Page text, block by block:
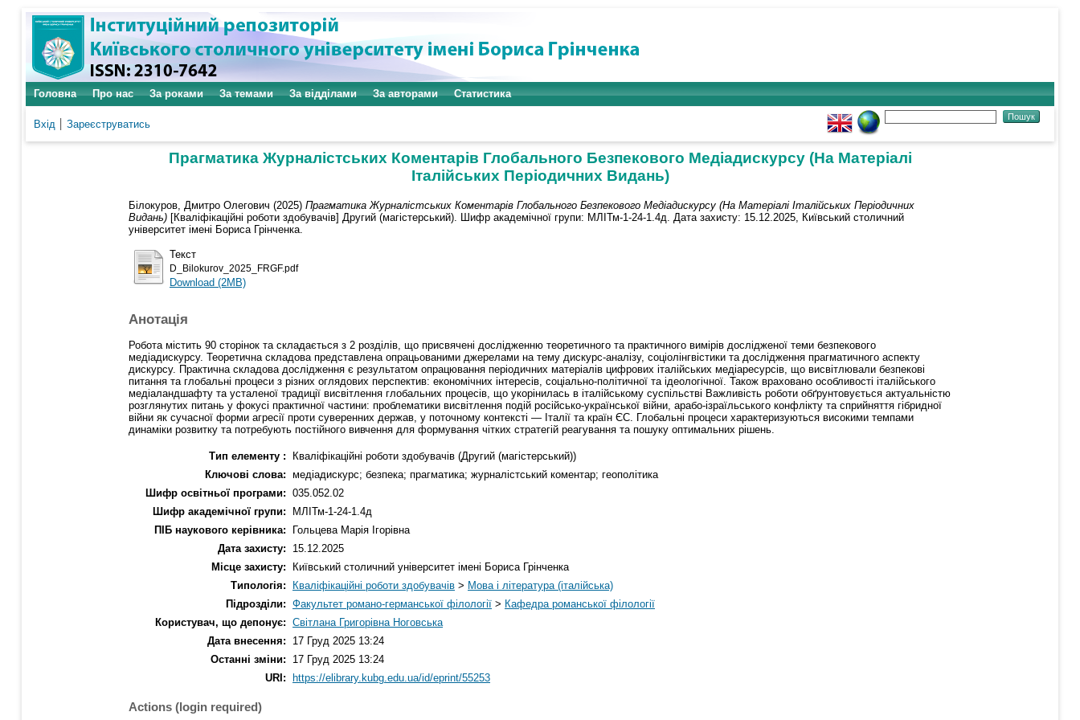
Головна Про нас За роками За темами За відділами За авторами Статистика
Вхід Зареєструватись
Прагматика Журналістських Коментарів Глобального Безпекового Медіадискурсу (На Матеріалі
Італійських Періодичних Видань)
Білокуров, Дмитро Олегович (2025) Прагматика Журналістських Коментарів Глобального Безпекового Медіадискурсу (На Матеріалі Італійських Періодичних
Видань) [Кваліфікаційні роботи здобувачів] Другий (магістерський). Шифр академічної групи: МЛІТм-1-24-1.4д. Дата захисту: 15.12.2025, Київський столичний
університет імені Бориса Грінченка.
Текст
D_Bilokurov_2025_FRGF.pdf
Download (2MB)
Анотація
Робота містить 90 сторінок та складається з 2 розділів, що присвячені дослідженню теоретичного та практичного вимірів дослідженої теми безпекового
медіадискурсу. Теоретична складова представлена опрацьованими джерелами на тему дискурс-аналізу, соціолінгвістики та дослідження прагматичного аспекту
дискурсу. Практична складова дослідження є результатом опрацювання періодичних матеріалів цифрових італійських медіаресурсів, що висвітлювали безпекові
питання та глобальні процеси з різних оглядових перспектив: економічних інтересів, соціально-політичної та ідеологічної. Також враховано особливості італійського
медіаландшафту та усталеної традиції висвітлення глобальних процесів, що укорінилась в італійському суспільстві Важливість роботи обґрунтовується актуальністю
розглянутих питань у фокусі практичної частини: проблематики висвітлення подій російсько-української війни, арабо-ізраїльського конфлікту та сприйняття гібридної
війни як сучасної форми агресії проти суверенних держав, у поточному контексті — Італії та країн ЄC. Глобальні процеси характеризуються високими темпами
динаміки розвитку та потребують постійного вивчення для формування чітких стратегій реагування та пошуку оптимальних рішень.
Тип елементу :
Кваліфікаційні роботи здобувачів (Другий (магістерський))
Ключові слова: медіадискурс; безпека; прагматика; журналістський коментар; геополітика
Шифр освітньої програми: 035.052.02
Шифр академічної групи:
МЛІТм-1-24-1.4д
ПІБ наукового керівника:
Гольцева Марія Ігорівна
Дата захисту:
15.12.2025
Місце захисту:
Київський столичний університет імені Бориса Грінченка
Типологія:
Кваліфікаційні роботи здобувачів > Мова і література (італійська)
Підрозділи: Факультет романо-германської філології > Кафедра романської філології
Користувач, що депонує: Світлана Григорівна Ноговська
Дата внесення:
17 Груд 2025 13:24
Останні зміни:
17 Груд 2025 13:24
URI:
https://elibrary.kubg.edu.ua/id/eprint/55253
Actions (login required)